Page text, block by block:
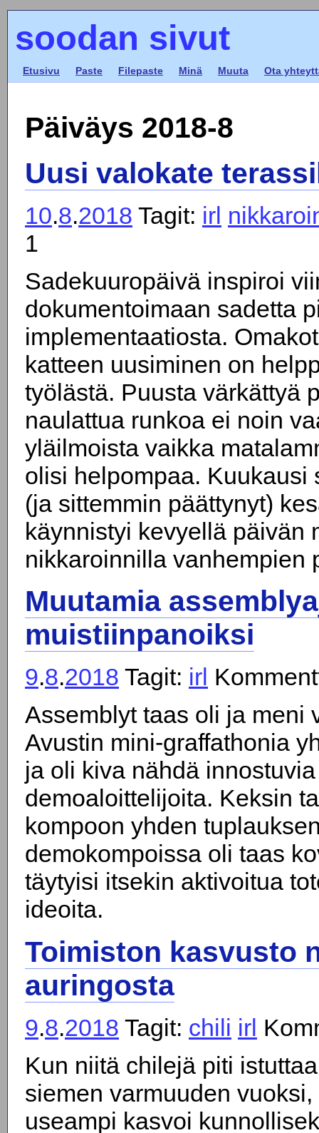
soodan sivut
Etusivu Paste Filepaste Minä Muuta Ota
Päiväys 2018-8
Uusi valokate
10.8.2018 Tagit: irl
1
Sadekuuropäivä inspiroi
dokumentoimaan sadetta
implementaatiosta.
katteen uusiminen on
työlästä. Puusta värkättyä
naulattua runkoa ei noin
yläilmoista vaikka
olisi helpompaa. Kuukausi
(ja sittemmin päättynyt)
käynnistyi kevyellä päivän
nikkaroinnilla vanhempien
Muutamia
muistiinpanoiksi
9.8.2018 Tagit: irl
Assemblyt taas oli ja meni
Avustin mini-graffathonia
ja oli kiva nähdä innostuvia
demoaloittelijoita. Keksin
kompoon yhden
demokompoissa oli taas
täytyisi itsekin aktivoitua
ideoita.
Toimiston kasvusto
auringosta
9.8.2018 Tagit: chili irl
Kun niitä chilejä piti
siemen varmuuden
useampi kasvoi